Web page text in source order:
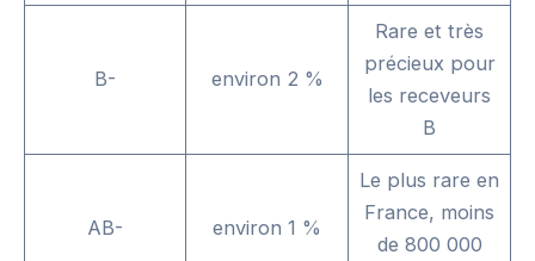
B- environ 2 %
Rare et très
précieux pour
les receveurs
B
AB- environ 1 %
Le plus rare en
France, moins
de 800 000